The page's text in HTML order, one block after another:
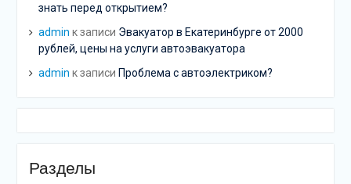
знать перед открытием?
admin к записи Эвакуатор в Екатеринбурге от 2000
рублей, цены на услуги автоэвакуатора
admin к записи Проблема с автоэлектриком?
Разделы